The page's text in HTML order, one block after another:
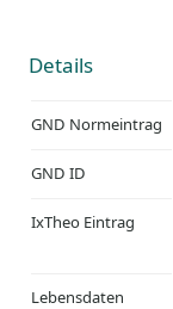
Details
GND Normeintrag
GND ID
IxTheo Eintrag
Lebensdaten